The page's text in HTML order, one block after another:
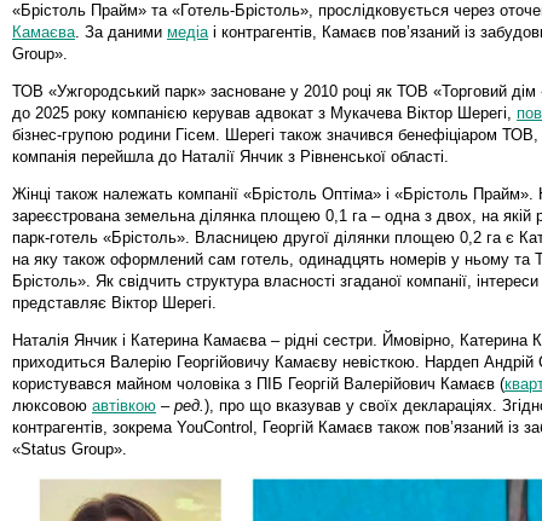
«Брістоль Прайм» та «Готель-Брістоль», прослідковується через
Камаєва. За даними медіаі контрагентів, Камаєв пов’язаний із
Group».
ТОВ «Ужгородський парк» засноване у 2010 році як ТОВ «Торговий
до 2025 року компанією керував адвокат з Мукачева Віктор Шерегі,
бізнес-групою родини Гісем. Шерегі також значився бенефіціаром
компанія перейшла до Наталії Янчик з Рівненської області.
Жінці також належать компанії «Брістоль Оптіма» і «Брістоль
зареєстрована земельна ділянка площею 0,1 га – одна з двох, на якій
парк-готель «Брістоль». Власницею другої ділянки площею 0,2 га є
на яку також оформлений сам готель, одинадцять номерів у ньому та
Брістоль». Як свідчить структура власності згаданої компанії,
представляє Віктор Шерегі.
Наталія Янчик і Катерина Камаєва – рідні сестри. Ймовірно, Катерина
приходиться Валерію Георгійовичу Камаєву невісткою. Нардеп Андрій
користувався майном чоловіка з ПІБ Георгій Валерійович Камаєв (
люксовою автівкою – ред.), про що вказував у своїх деклараціях.
контрагентів, зокрема YouControl, Георгій Камаєв також пов’язаний із
«Status Group».